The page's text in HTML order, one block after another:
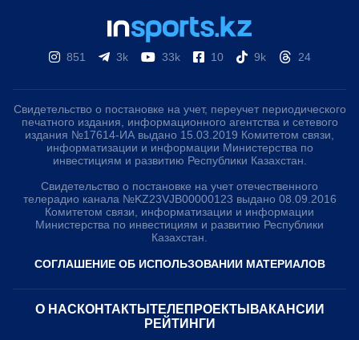
851 3k 33k 10 9k 24
Свидетельство о постановке на учет, переучет периодического
печатного издания, информационного агентства и сетевого
издания №17614-ИА выдано 15.03.2019 Комитетом связи,
информатизации и информации Министерства по
инвестициям и развитию Республики Казахстан.
Свидетельство о постановке на учет отечественного
телерадио канала №KZ23VJB00000123 выдано 08.09.2016
Комитетом связи, информатизации и информации
Министерства по инвестициям и развитию Республики
Казахстан.
СОГЛАШЕНИЕ ОБ ИСПОЛЬЗОВАНИИ МАТЕРИАЛОВ
О НАС КОНТАКТЫ ТЕЛЕПРОЕКТЫ ВАКАНСИИ
РЕЙТИНГИ